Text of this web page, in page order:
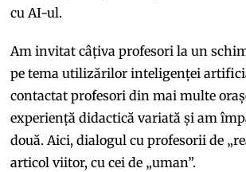
cu AI-ul.
Am invitat câțiva profesori la un
pe tema utilizărilor inteligenței
contactat profesori din mai multe
experiență didactică variată și am
două. Aici, dialogul cu profesorii de
articol viitor, cu cei de „uman”.